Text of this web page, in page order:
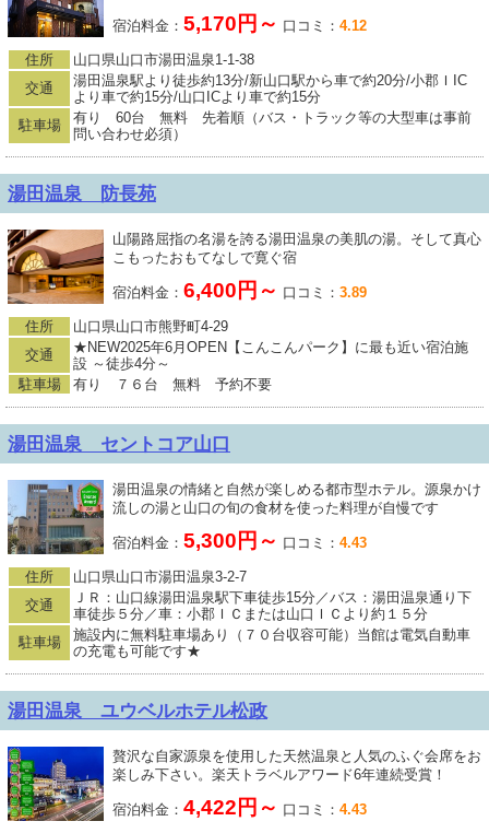
宿泊料金： 5,170円～ 口コミ： 4.12
住所
山口県山口市湯田温泉1-1-38
交通
湯田温泉駅より徒歩約13分/新山口駅から車で約20分/小郡ＩIC
より車で約15分/山口ICより車で約15分
駐車場
有り 60台 無料 先着順（バス・トラック等の大型車は事前
問い合わせ必須）
湯田温泉 防長苑
山陽路屈指の名湯を誇る湯田温泉の美肌の湯。そして真心
こもったおもてなしで寛ぐ宿
宿泊料金： 6,400円～ 口コミ： 3.89
住所
山口県山口市熊野町4-29
交通
★NEW2025年6月OPEN【こんこんパーク】に最も近い宿泊施
設 ～徒歩4分～
駐車場
有り ７６台 無料 予約不要
湯田温泉 セントコア山口
湯田温泉の情緒と自然が楽しめる都市型ホテル。源泉かけ
流しの湯と山口の旬の食材を使った料理が自慢です
宿泊料金： 5,300円～ 口コミ： 4.43
住所
山口県山口市湯田温泉3-2-7
交通
ＪＲ：山口線湯田温泉駅下車徒歩15分／バス：湯田温泉通り下
車徒歩５分／車：小郡ＩＣまたは山口ＩＣより約１５分
駐車場
施設内に無料駐車場あり（７０台収容可能）当館は電気自動車
の充電も可能です★
湯田温泉 ユウベルホテル松政
贅沢な自家源泉を使用した天然温泉と人気のふぐ会席をお
楽しみ下さい。楽天トラベルアワード6年連続受賞！
宿泊料金： 4,422円～ 口コミ： 4.43